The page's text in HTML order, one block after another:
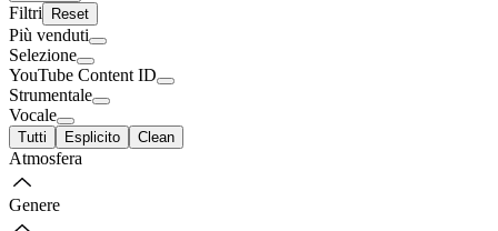
Filtri Reset
Più venduti
Selezione
YouTube Content ID
Strumentale
Vocale
Tutti Esplicito Clean
Atmosfera
Genere